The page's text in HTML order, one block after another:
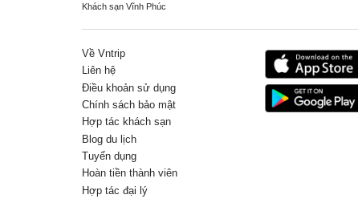
Khách sạn Vĩnh Phúc
Về Vntrip
Liên hệ
Điều khoản sử dụng
Chính sách bảo mật
Hợp tác khách sạn
Blog du lịch
Tuyển dụng
Hoàn tiền thành viên
Hợp tác đại lý